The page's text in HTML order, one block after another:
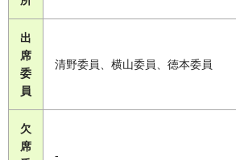
出
席
委
員
清野委員、横山委員、徳本委員
欠
席
-